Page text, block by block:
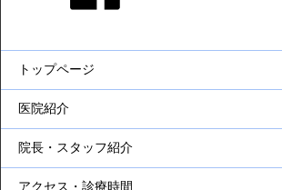
トップページ
医院紹介
院長・スタッフ紹介
アクセス・診療時間